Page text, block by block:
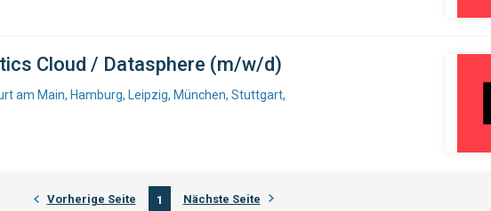
Cloud / Datasphere (m/w/d)
am Main, Hamburg, Leipzig, München, Stuttgart,
Vorherige Seite 1 Nächste Seite